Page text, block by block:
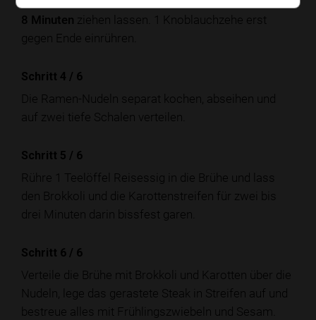
8 Minuten ziehen lassen. 1 Knoblauchzehe erst
gegen Ende einrühren.
Schritt 4 / 6
Die Ramen-Nudeln separat kochen, abseihen und
auf zwei tiefe Schalen verteilen.
Schritt 5 / 6
Rühre 1 Teelöffel Reisessig in die Brühe und lass
den Brokkoli und die Karottenstreifen für zwei bis
drei Minuten darin bissfest garen.
Schritt 6 / 6
Verteile die Brühe mit Brokkoli und Karotten über die
Nudeln, lege das gerastete Steak in Streifen auf und
bestreue alles mit Frühlingszwiebeln und Sesam.